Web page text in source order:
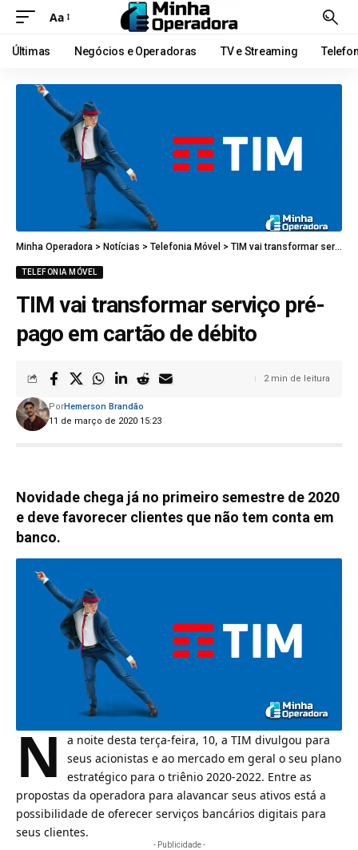
Aa
Últimas Negócios e Operadoras TV e Streaming
Minha Operadora > Notícias > Telefonia Móvel > TIM vai transformar serviço pré-pago em cartão de débito
TELEFONIA MÓVEL
TIM vai transformar serviço pré-
pago em cartão de débito
11 de março de 2020 15:23
PorHemerson Brandão
2 min de leitura
Novidade chega já no primeiro semestre de 2020
e deve favorecer clientes que não tem conta em
banco.
N a noite desta terça-feira, 10, a TIM divulgou para
seus acionistas e ao mercado em geral o seu plano
estratégico para o triênio 2020-2022. Entre as
propostas da operadora para alavancar seus ativos está a
possibilidade de oferecer serviços bancários digitais para
seus clientes.
- Publicidade -